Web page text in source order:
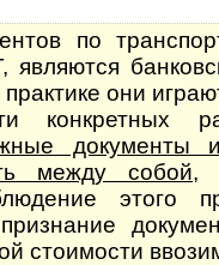
по
они
конкретных
документы
между собой,
этого
стоимости